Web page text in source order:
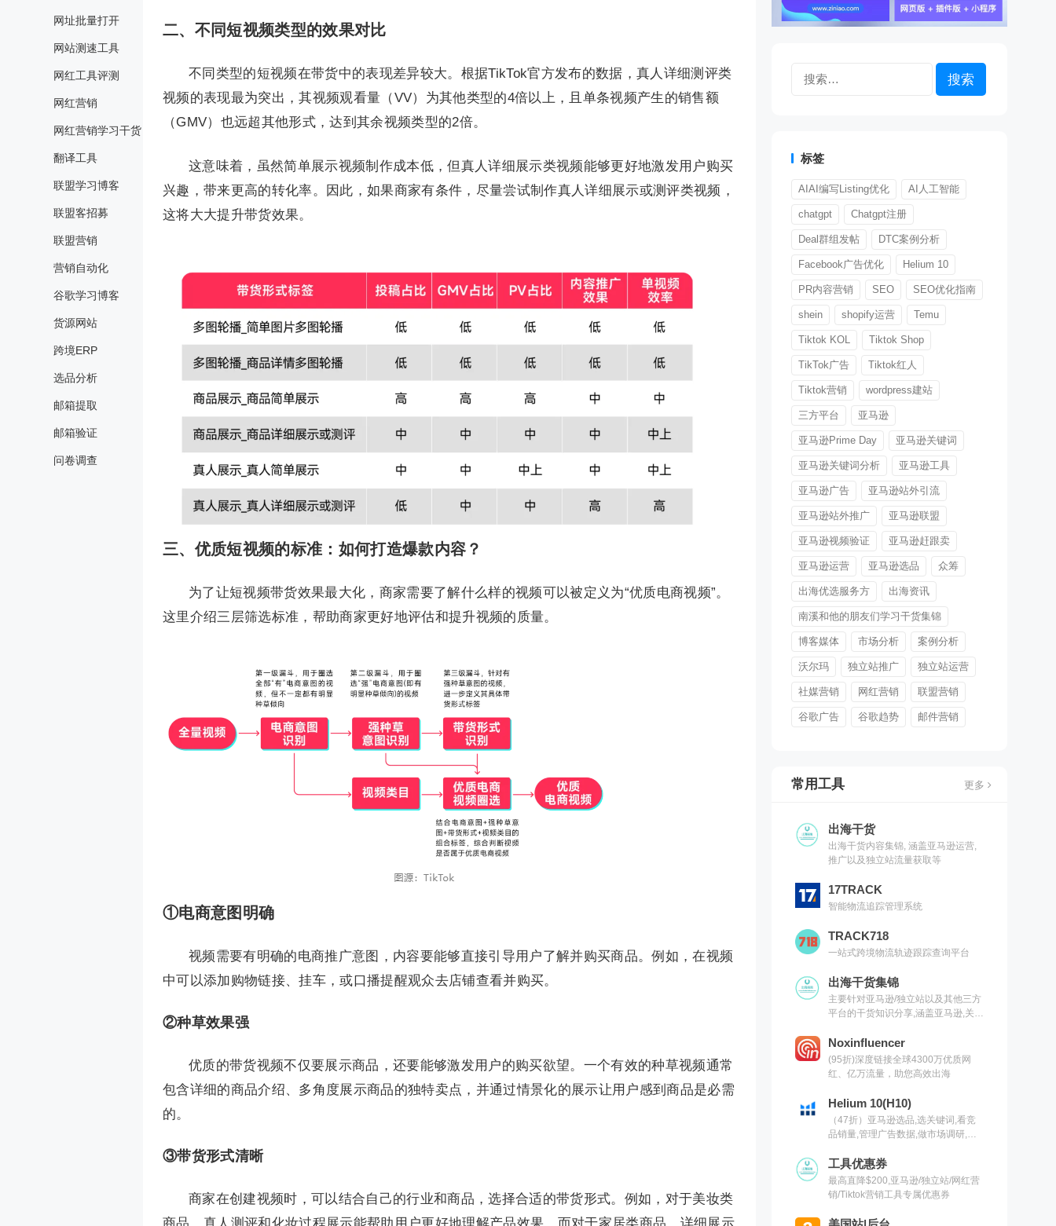
网址批量打开
网站测速工具
网红工具评测
网红营销
网红营销学习干货
翻译工具
联盟学习博客
联盟客招募
联盟营销
营销自动化
谷歌学习博客
货源网站
跨境ERP
选品分析
邮箱提取
邮箱验证
问卷调查
二、不同短视频类型的效果对比
不同类型的短视频在带货中的表现差异较大。根据TikTok官方发布的数据，真人详细测评类
视频的表现最为突出，其视频观看量（VV）为其他类型的4倍以上，且单条视频产生的销售额
（GMV）也远超其他形式，达到其余视频类型的2倍。
这意味着，虽然简单展示视频制作成本低，但真人详细展示类视频能够更好地激发用户购买
兴趣，带来更高的转化率。因此，如果商家有条件，尽量尝试制作真人详细展示或测评类视频，
这将大大提升带货效果。
三、优质短视频的标准：如何打造爆款内容？
为了让短视频带货效果最大化，商家需要了解什么样的视频可以被定义为“优质电商视频”。
这里介绍三层筛选标准，帮助商家更好地评估和提升视频的质量。
①电商意图明确
视频需要有明确的电商推广意图，内容要能够直接引导用户了解并购买商品。例如，在视频
中可以添加购物链接、挂车，或口播提醒观众去店铺查看并购买。
②种草效果强
优质的带货视频不仅要展示商品，还要能够激发用户的购买欲望。一个有效的种草视频通常
包含详细的商品介绍、多角度展示商品的独特卖点，并通过情景化的展示让用户感到商品是必需
的。
③带货形式清晰
商家在创建视频时，可以结合自己的行业和商品，选择合适的带货形式。例如，对于美妆类
商品，真人测评和化妆过程展示能帮助用户更好地理解产品效果，而对于家居类商品，详细展示
标签
AIAI编写Listing优化 AI人工智能
chatgpt Chatgpt注册
Deal群组发帖 DTC案例分析
Facebook广告优化 Helium 10
PR内容营销 SEO SEO优化指南
shein shopify运营 Temu
Tiktok KOL Tiktok Shop
TikTok广告 Tiktok红人
Tiktok营销 wordpress建站
三方平台 亚马逊
亚马逊Prime Day 亚马逊关键词
亚马逊关键词分析 亚马逊工具
亚马逊广告 亚马逊站外引流
亚马逊站外推广 亚马逊联盟
亚马逊视频验证 亚马逊赶跟卖
亚马逊运营 亚马逊选品 众筹
出海优选服务方 出海资讯
南溪和他的朋友们学习干货集锦
博客媒体 市场分析 案例分析
沃尔玛 独立站推广 独立站运营
社媒营销 网红营销 联盟营销
谷歌广告 谷歌趋势 邮件营销
常用工具 更多
出海干货
出海干货内容集锦, 涵盖亚马逊运营,
推广以及独立站流量获取等
17TRACK
智能物流追踪管理系统
TRACK718
一站式跨境物流轨迹跟踪查询平台
出海干货集锦
主要针对亚马逊/独立站以及其他三方
平台的干货知识分享,涵盖亚马逊,关键
具以及出海干货集锦,欢迎关注
Noxinfluencer
(95折)深度链接全球4300万优质网
红、亿万流量，助您高效出海
Helium 10(H10)
（47折）亚马逊选品,选关键词,看竞
品销量,管理广告数据,做市场调研,有
工具优惠券
最高直降$200,亚马逊/独立站/网红营
销/Tiktok营销工具专属优惠券